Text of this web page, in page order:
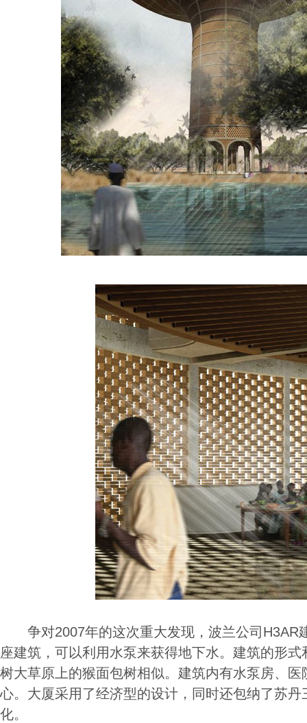
争对2007年的这次重大发现，波兰公司H3AR
座建筑，可以利用水泵来获得地下水。建筑的形
树大草原上的猴面包树相似。建筑内有水泵房、
心。大厦采用了经济型的设计，同时还包纳了苏
化。